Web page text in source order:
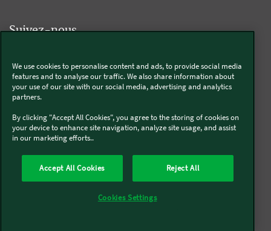
Suivez-nous
Kobold
Thermomix®
Mentions légales & CGU
We use cookies to personalise content and ads, to provide social media
features and to analyse our traffic. We also share information about
your use of our site with our social media, advertising and analytics
partners.
By clicking "Accept All Cookies", you agree to the storing of cookies on
your device to enhance site navigation, analyze site usage, and assist
in our marketing efforts..
Accept All Cookies Reject All
Cookies Settings